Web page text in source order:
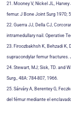
21. Mooney V, Nickel JL,
femur. J Bone Joint Surg 1970;
22. Guerra JJ, Della CJ,
intramedullary nail. Operative
23. Firoozbakhsh K, Behzadi
supracondylar femur fractures.
24. Stewart, MJ; Sisk, TD. and
Surg., 48A: 784-807, 1966.
25. Sárváry A, Berentey G,
del fémur mediante el